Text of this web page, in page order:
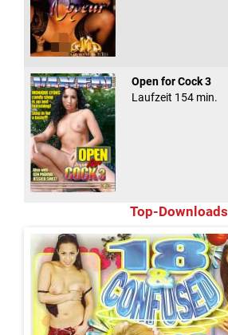
Open for Cock 3
Laufzeit 154 min.
Top-Downloads